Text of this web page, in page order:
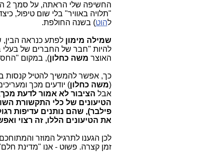
"תלויה באוויר" בלי שום טיפול,
להוט) בשנה החולפת.
שמילה מימוןלפתע כנראה
להיות "חבר של החברים של בעלי
האוצר משה כחלון), במקום
כך, אפשר להמשיך להטיל
(משה כחלון) יודעים מכך
אבל הציבור לא אמור לדעת מכך
הטיעונים של כלי התקשורת
פילבר), שהם נותנים עדיפות
את הטיעונים הללו, זה רצוי
לכן הגענו לתרגיל המוזר
זמן קצרה. פשוט - אנו "מדינת